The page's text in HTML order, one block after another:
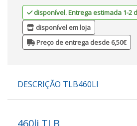
disponível. Entrega estimada 1-2
disponível em loja
Preço de entrega desde 6,50€
DESCRIÇÃO TLB460LI
460li TLB